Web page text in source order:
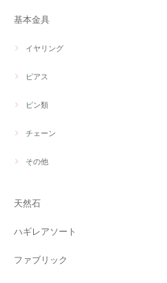
基本金具
イヤリング
ピアス
ピン類
チェーン
その他
天然石
ハギレアソート
ファブリック